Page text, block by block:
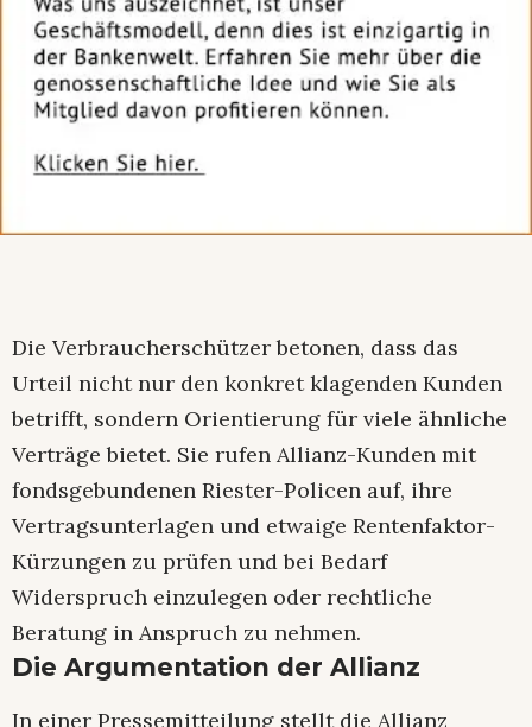
Die Verbraucherschützer betonen, dass das
Urteil nicht nur den konkret klagenden Kunden
betrifft, sondern Orientierung für viele ähnliche
Verträge bietet. Sie rufen Allianz-Kunden mit
fondsgebundenen Riester-Policen auf, ihre
Vertragsunterlagen und etwaige Rentenfaktor-
Kürzungen zu prüfen und bei Bedarf
Widerspruch einzulegen oder rechtliche
Beratung in Anspruch zu nehmen.
Die Argumentation der Allianz
In einer Pressemitteilung stellt die Allianz